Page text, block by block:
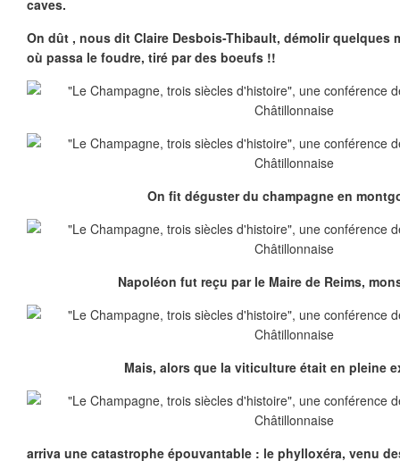
caves.
On dût , nous dit Claire Desbois-Thibault, démolir quelques
où passa le foudre, tiré par des boeufs !!
On fit déguster du champagne en
Napoléon fut reçu par le Maire de Reims,
Mais, alors que la viticulture était en pleine
arriva une catastrophe épouvantable : le phylloxéra, venu